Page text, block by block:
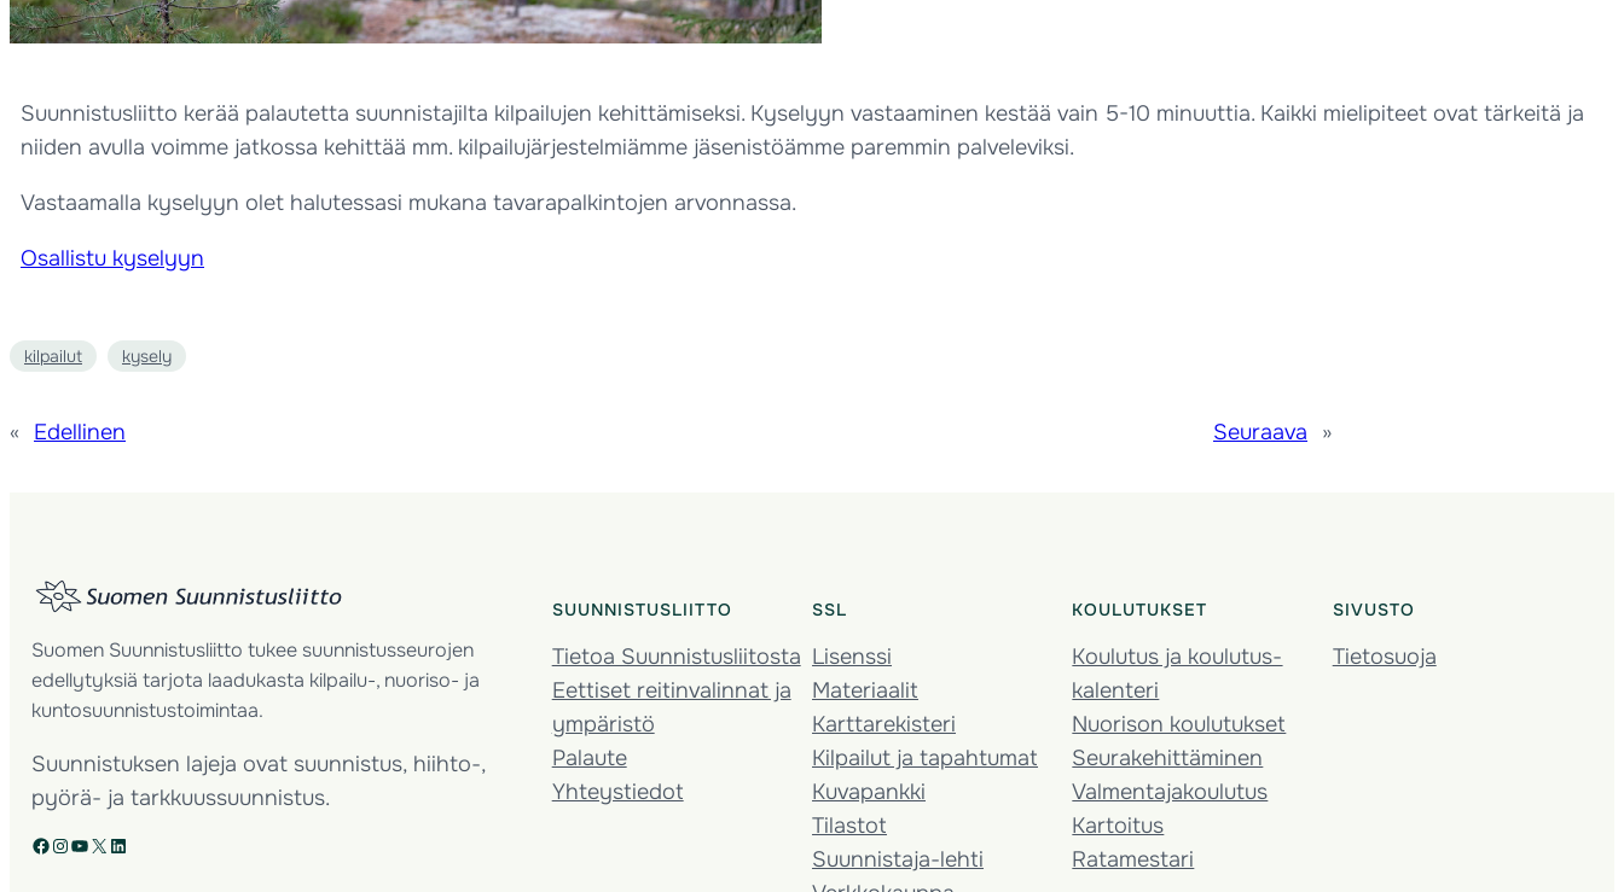
Suunnistusliitto kerää palautetta suunnistajilta kilpailujen kehittämiseksi. Kyselyyn vastaaminen kestää vain 5-10 minuuttia. Kaikki mielipiteet ovat tärkeitä ja
niiden avulla voimme jatkossa kehittää mm. kilpailujärjestelmiämme jäsenistöämme paremmin palveleviksi.
Vastaamalla kyselyyn olet halutessasi mukana tavarapalkintojen arvonnassa.
Osallistu kyselyyn
kilpailut kysely
« Edellinen Seuraava »
Suomen Suunnistusliitto tukee suunnistusseurojen
edellytyksiä tarjota laadukasta kilpailu-, nuoriso- ja
kuntosuunnistustoimintaa.
Suunnistuksen lajeja ovat suunnistus, hiihto-,
pyörä- ja tarkkuussuunnistus.
Facebook Instagram YouTube X LinkedIn
SUUNNISTUSLIITTO
Tietoa Suunnistusliitosta
Eettiset reitinvalinnat ja
ympäristö
Palaute
Yhteystiedot
SSL
Lisenssi
Materiaalit
Karttarekisteri
Kilpailut ja tapahtumat
Kuvapankki
Tilastot
Suunnistaja-lehti
KOULUTUKSET
Koulutus ja koulutus­
kalenteri
Nuorison koulutukset
Seura­kehittäminen
Valmentaja­koulutus
Kartoitus
Ratamestari
SIVUSTO
Tietosuoja